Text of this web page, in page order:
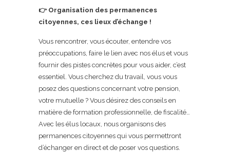
👉 Organisation des permanences
citoyennes, ces lieux d’échange !
Vous rencontrer, vous écouter, entendre vos
préoccupations, faire le lien avec nos élus et vous
fournir des pistes concrètes pour vous aider, c’est
essentiel. Vous cherchez du travail, vous vous
posez des questions concernant votre pension,
votre mutuelle ? Vous désirez des conseils en
matière de formation professionnelle, de fiscalité…
Avec les élus locaux, nous organisons des
permanences citoyennes qui vous permettront
d’échanger en direct et de poser vos questions.